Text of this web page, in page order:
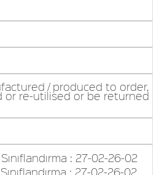
/ produced to order,
or re-utilised or be returned
: 27-02-26-02
: 27-02-26-02